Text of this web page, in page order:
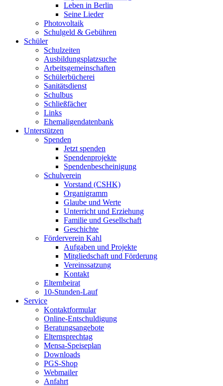
Leben in Berlin
Seine Lieder
Photovoltaik
Schulgeld & Gebühren
Schüler
Schulzeiten
Ausbildungsplatzsuche
Arbeitsgemeinschaften
Schülerbücherei
Sanitätsdienst
Schulbus
Schließfächer
Links
Ehemaligendatenbank
Unterstützen
Spenden
Jetzt spenden
Spendenprojekte
Spendenbescheinigung
Schulverein
Vorstand (CSHK)
Organigramm
Glaube und Werte
Unterricht und Erziehung
Familie und Gesellschaft
Geschichte
Förderverein Kahl
Aufgaben und Projekte
Mitgliedschaft und Förderung
Vereinssatzung
Kontakt
Elternbeirat
10-Stunden-Lauf
Service
Kontaktformular
Online-Entschuldigung
Beratungsangebote
Elternsprechtag
Mensa-Speiseplan
Downloads
PGS-Shop
Webmailer
Anfahrt